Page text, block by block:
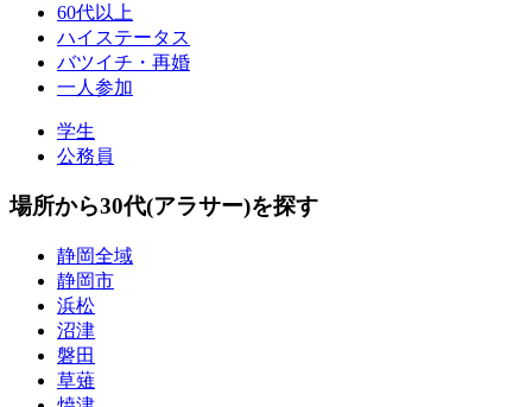
60代以上
ハイステータス
バツイチ・再婚
一人参加
学生
公務員
場所から30代(アラサー)を探す
静岡全域
静岡市
浜松
沼津
磐田
草薙